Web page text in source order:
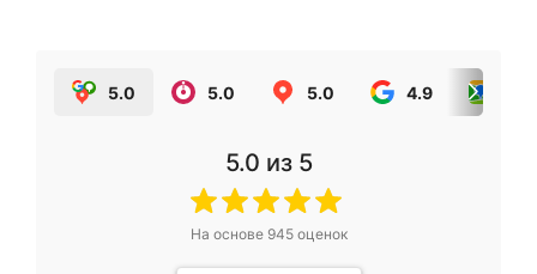
5.0 5.0 5.0 4.9
5.0 из 5
На основе 945оценок